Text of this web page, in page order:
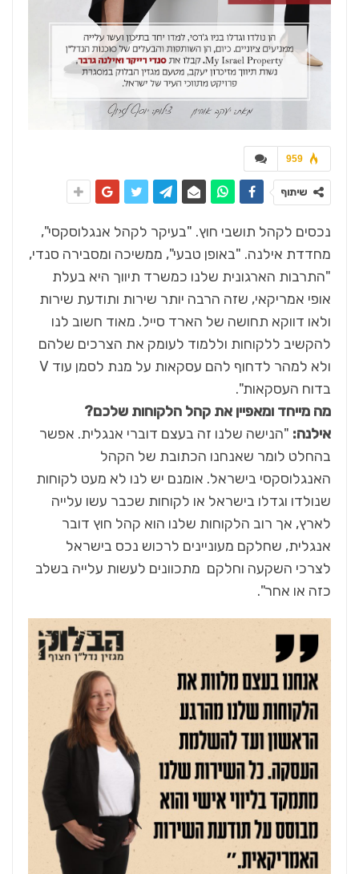
959
שיתוף
נכסים לקהל תושבי חוץ. "בעיקר לקהל אנגלוסקסי",
מחדדת אילנה. "באופן טבעי", ממשיכה ומסבירה סנדי,
"התרבות הארגונית שלנו כמשרד תיווך היא בעלת
אופי אמריקאי, שזה הרבה יותר שירות ותודעת שירות
ולאו דווקא תחושה של הארד סייל. מאוד חשוב לנו
להקשיב ללקוחות וללמוד לעומק את הצרכים שלהם
ולא למהר לדחוף להם עסקאות על מנת לסמן עוד V
בדוח העסקאות".
מה מייחד ומאפיין את קהל הלקוחות שלכם?
אילנה: "הנישה שלנו זה בעצם דוברי אנגלית. אפשר
בהחלט לומר שאנחנו הכתובת של הקהל
האנגלוסקסי בישראל. אומנם יש לנו לא מעט לקוחות
שנולדו וגדלו בישראל או לקוחות שכבר עשו עלייה
לארץ, אך רוב הלקוחות שלנו הוא קהל חוץ דובר
אנגלית, שחלקם מעוניינים לרכוש נכס בישראל
לצרכי השקעה וחלקם מתכוונים לעשות עלייה בשלב
כזה או אחר".